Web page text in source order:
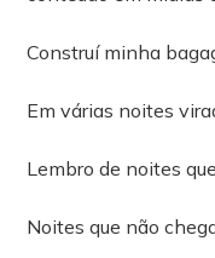
Construí minha
Em várias noites
Lembro de noites
Noites que não